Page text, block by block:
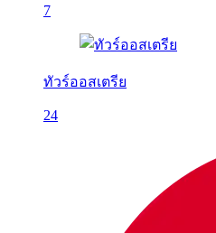
7
ทัวร์ออสเตรีย
24